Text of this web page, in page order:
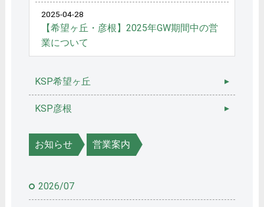
2025-04-28
【希望ヶ丘・彦根】2025年GW期間中の営
業について
KSP希望ヶ丘
KSP彦根
お知らせ 営業案内
2026/07